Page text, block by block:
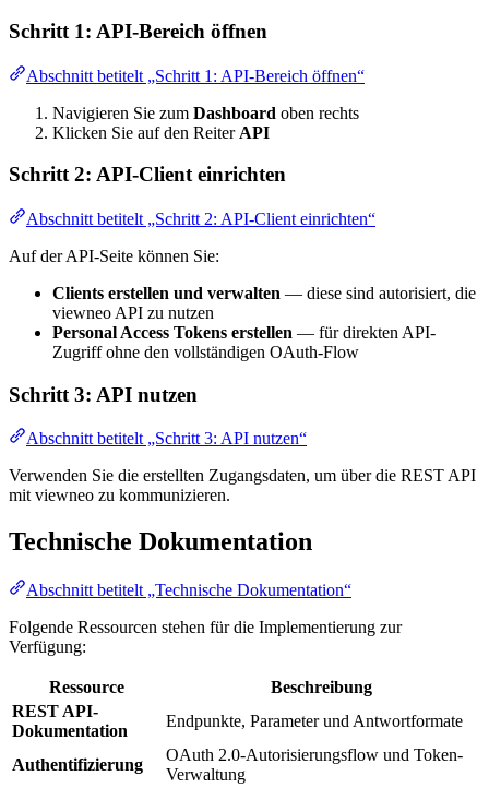
Schritt 1: API-Bereich öffnen
Abschnitt betitelt „Schritt 1: API-Bereich öffnen“
Navigieren Sie zum Dashboard oben rechts
Klicken Sie auf den Reiter API
Schritt 2: API-Client einrichten
Abschnitt betitelt „Schritt 2: API-Client einrichten“
Auf der API-Seite können Sie:
Clients erstellen und verwalten — diese sind autorisiert, die
viewneo API zu nutzen
Personal Access Tokens erstellen — für direkten API-
Zugriff ohne den vollständigen OAuth-Flow
Schritt 3: API nutzen
Abschnitt betitelt „Schritt 3: API nutzen“
Verwenden Sie die erstellten Zugangsdaten, um über die REST API
mit viewneo zu kommunizieren.
Technische Dokumentation
Abschnitt betitelt „Technische Dokumentation“
Folgende Ressourcen stehen für die Implementierung zur
Verfügung:
Ressource
Beschreibung
REST API-
Dokumentation
Endpunkte, Parameter und Antwortformate
Authentifizierung
OAuth 2.0-Autorisierungsflow und Token-
Verwaltung